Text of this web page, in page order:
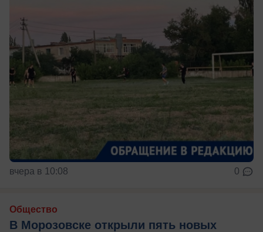
вчера в 10:08 0
Общество
В Морозовске открыли пять новых